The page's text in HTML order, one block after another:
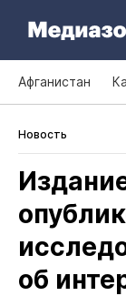
Афганистан
Новость
об